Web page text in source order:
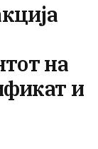
на
и